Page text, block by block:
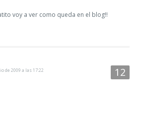
voy a ver como queda en el blog!!
de 2009 a las 17:22